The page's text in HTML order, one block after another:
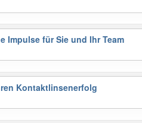
für Sie und Ihr Team
Kontaktlinsenerfolg